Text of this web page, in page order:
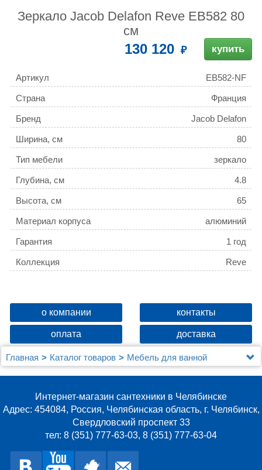
Зеркало Jacob Delafon Reve EB582 80
см
130 120 купить
Артикул EB582-NF
Страна Франция
Бренд Jacob Delafon
Ширина, см 80
Тип мебели зеркало
Глубина, см 4.8
Высота, см 65
Материал корпуса алюминий
Гарантия 1 год
Коллекция Reve
о компании контакты
оплата доставка
Главная Каталог товаров
Мебель для ванной
Зеркала
Зеркало Jacob Delafon Reve EB582 80 см
Интернет-магазин сантехники в Челябинске
Адрес: 454084, Россия, Челябинская область, г. Челябинск,
Свердловский проспект 33
тел: 8 (351) 777-63-03, 8 (351) 777-63-04